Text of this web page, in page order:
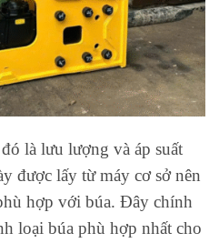
là lưu lượng và áp suất
được lấy từ máy cơ sở nên
hợp với búa. Đây chính
loại búa phù hợp nhất cho